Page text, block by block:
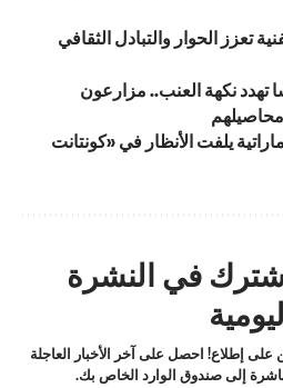
تعزز الحوار والتبادل الثقافي
تهدد نكهة العنب.. مزارعون
يلفت الأنظار في «كونتانت
في النشرة
على إطلاع! احصل على آخر الأخبار العاجلة
إلى صندوق الوارد الخاص بك.